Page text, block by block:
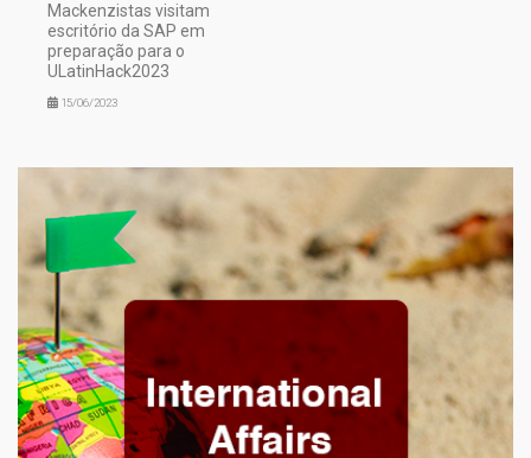
Mackenzistas visitam
escritório da SAP em
preparação para o
ULatinHack2023
15/06/2023